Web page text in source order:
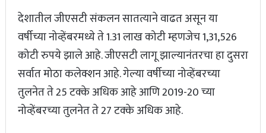
देशातील जीएसटी संकलन सातत्याने वाढत असून या
वर्षीच्या नोव्हेंबरमध्ये ते 1.31 लाख कोटी म्हणजेच 1,31,526
कोटी रुपये झाले आहे. जीएसटी लागू झाल्यानंतरचा हा दुसरा
सर्वात मोठा कलेक्शन आहे. गेल्या वर्षीच्या नोव्हेंबरच्या
तुलनेत ते 25 टक्के अधिक आहे आणि 2019-20 च्या
नोव्हेंबरच्या तुलनेत ते 27 टक्के अधिक आहे.